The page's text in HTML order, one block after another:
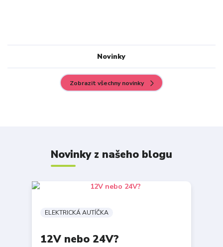
Novinky
Zobrazit všechny novinky
Novinky z našeho blogu
ELEKTRICKÁ AUTÍČKA
12V nebo 24V?